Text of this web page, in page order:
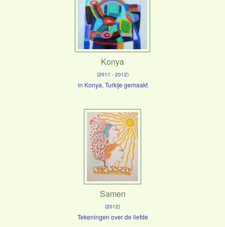
Konya
(2011 - 2012)
in Konya, Turkije gemaakt
Samen
(2012)
Tekeningen over de liefde